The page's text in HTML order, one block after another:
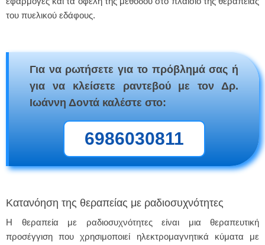
του πυελικού εδάφους.
Για να ρωτήσετε για το πρόβλημά σας ή
για να κλείσετε ραντεβού με τον Δρ.
Ιωάννη Δοντά καλέστε στο:
6986030811
Κατανόηση της θεραπείας με ραδιοσυχνότητες
Η θεραπεία με ραδιοσυχνότητες είναι μια θεραπευτική
προσέγγιση που χρησιμοποιεί ηλεκτρομαγνητικά κύματα με